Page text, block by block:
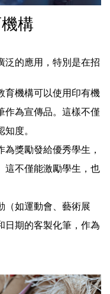
構
泛的應用，特別是在招
育機構可以使用印有機
作為宣傳品。這樣不僅
度。
為獎勵發給優秀學生，
這不僅能激勵學生，也
（如運動會、藝術展
日期的客製化筆，作為